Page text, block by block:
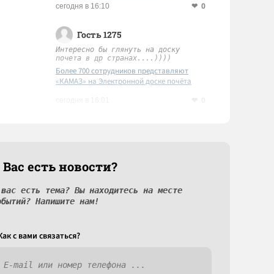
сегодня в 16:10 0
Гость 1275
Интересно бы глянуть на доску
почета в др странах....))))
Более 700 сотрудников представляют
«КАМАЗ» на Электронной доске почёта
есть новости?
есть тема? Вы находитесь на месте
Напишите нам!
c вами связаться?